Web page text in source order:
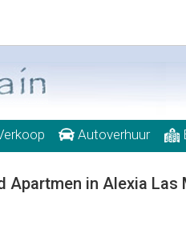
Autoverhuur
Apartmen in Alexia